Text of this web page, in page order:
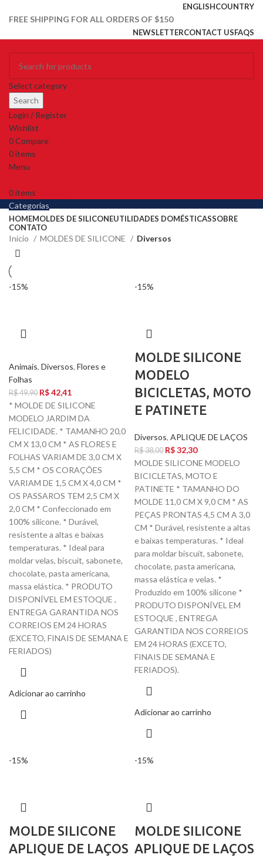
ENGLISHCOUNTRY
FREE SHIPPING FOR ALL ORDERS OF $150
NEWSLETTERCONTACT USFAQS
Select category
Search
Login / Register
Wishlist
0Compare
0items
Menu
0items
Categorias
HOMEMOLDES DE SILICONEUTILIDADES DOMÉSTICASSOBRE
CONTATO
Início MOLDES DE SILICONE Diversos
-15%
Animais, Diversos, Flores e
Folhas
R$49,90 R$42,41
* MOLDE DE SILICONE
MODELO JARDIM DA
FELICIDADE. * TAMANHO 20,0
CM X 13,0 CM * AS FLORES E
FOLHAS VARIAM DE 3,0 CM X
5,5 CM * OS CORAÇÕES
VARIAM DE 1,5 CM X 4,0 CM *
OS PASSAROS TEM 2,5 CM X
2,0 CM * Confeccionado em
100% silicone. * Durável,
resistente a altas e baixas
temperaturas. * Ideal para
moldar velas, biscuit, sabonete,
chocolate, pasta americana,
massa elástica. * PRODUTO
DISPONÍVEL EM ESTOQUE ,
ENTREGA GARANTIDA NOS
CORREIOS EM 24 HORAS
(EXCETO, FINAIS DE SEMANA E
FERIADOS)
Adicionar ao carrinho
-15%
MOLDE SILICONE
MODELO
BICICLETAS, MOTO
E PATINETE
Diversos, APLIQUE DE LAÇOS
R$38,00 R$32,30
MOLDE SILICONE MODELO
BICICLETAS, MOTO E
PATINETE * TAMANHO DO
MOLDE 11,0 CM X 9,0 CM * AS
PEÇAS PRONTAS 4,5 CM A 3,0
CM * Durável, resistente a altas
e baixas temperaturas. * Ideal
para moldar biscuit, sabonete,
chocolate, pasta americana,
massa elástica e velas. *
Produzido em 100% silicone *
PRODUTO DISPONÍVEL EM
ESTOQUE , ENTREGA
GARANTIDA NOS CORREIOS
EM 24 HORAS (EXCETO,
FINAIS DE SEMANA E
FERIADOS).
Adicionar ao carrinho
-15%
MOLDE SILICONE
APLIQUE DE LAÇOS
-15%
MOLDE SILICONE
APLIQUE DE LAÇOS